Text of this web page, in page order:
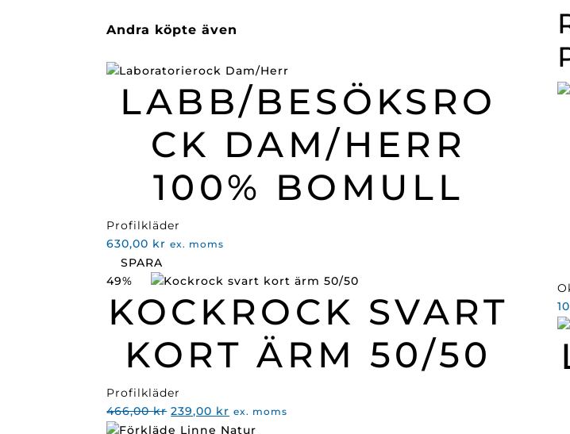
Andra köpte även
LABB/BESÖKSRO
CK DAM/HERR
100% BOMULL
Profilkläder
630,00 kr ex. moms
SPARA
49%
KOCKROCK SVART
KORT ÄRM 50/50
Profilkläder
466,00kr Det
ursprungliga
239,00 kr Det
nuvarande
ex. moms